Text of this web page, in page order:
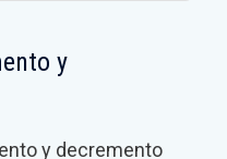
y
y decremento